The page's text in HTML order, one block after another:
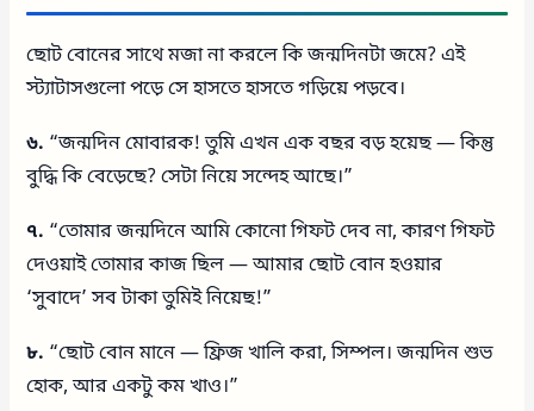
ছোট বোনের সাথে মজা না করলে কি জন্মদিনটা জমে? এই
স্ট্যাটাসগুলো পড়ে সে হাসতে হাসতে গড়িয়ে পড়বে।
৬. “জন্মদিন মোবারক! তুমি এখন এক বছর বড় হয়েছ — কিন্তু
বুদ্ধি কি বেড়েছে? সেটা নিয়ে সন্দেহ আছে।”
৭. “তোমার জন্মদিনে আমি কোনো গিফট দেব না, কারণ গিফট
দেওয়াই তোমার কাজ ছিল — আমার ছোট বোন হওয়ার
‘সুবাদে’ সব টাকা তুমিই নিয়েছ!”
৮. “ছোট বোন মানে — ফ্রিজ খালি করা, সিম্পল। জন্মদিন শুভ
হোক, আর একটু কম খাও।”